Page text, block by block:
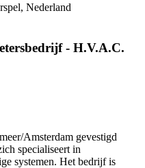
Nederland
- H.V.A.C.
Amsterdam gevestigd
specialiseert in
systemen. Het bedrijf is